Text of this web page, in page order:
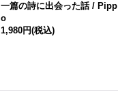
一篇の詩に出会った話 / Pipp
o
1,980円(税込)